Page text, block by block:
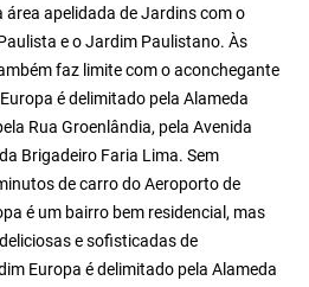
área apelidada de Jardins com o
e o Jardim Paulistano. Às
faz limite com o aconchegante
é delimitado pela Alameda
Rua Groenlândia, pela Avenida
Brigadeiro Faria Lima. Sem
de carro do Aeroporto de
é um bairro bem residencial, mas
e sofisticadas de
Europa é delimitado pela Alameda